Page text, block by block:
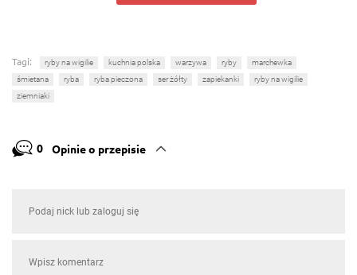
Tagi: ryby na wigilie kuchnia polska warzywa ryby
marchewka
śmietana
ryba ryba pieczona ser żółty zapiekanki
ryby na wigilie
ziemniaki
0 Opinie o przepisie